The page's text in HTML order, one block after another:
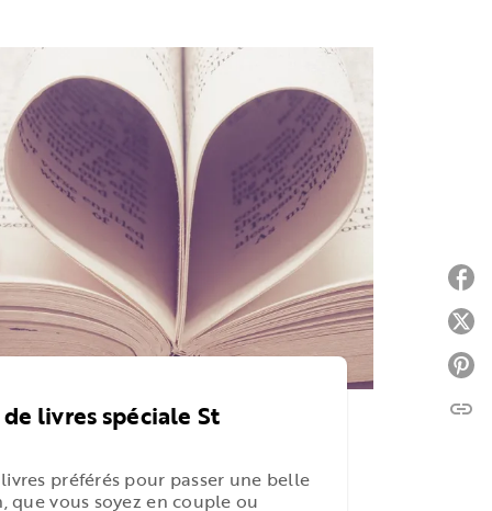
livres spéciale St
préférés pour passer une belle
que vous soyez en couple ou
link